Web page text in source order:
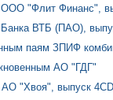
"Флит Финанс",
ВТБ (ПАО),
паям ЗПИФ
АО "ГДГ"
"Хвоя", выпуск